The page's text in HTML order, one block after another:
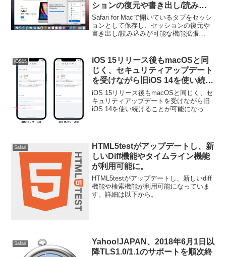
ションの復元や書き出し/読み込
みを行うことができるオープンソ
ースの機能拡張「Session Pal」
がリリース。
Safari for Macで開いているタブをセッシ
ョンとして保存し、セッションの復元や
書き出し/読み込みが可能な機能拡張
iOS15
iOS 15リリース後もmacOSと同
じく、セキュリティアップデート
を受けながら旧iOS 14を使い続け
ることが可能に。
iOS 15リリース後もmacOSと同じく、セ
キュリティアップデートを受けながら旧
iOS 14を使い続けることが可能になって
Safari
HTML5testがアップデートし、新
しいDiff機能やタイムライン機能
が利用可能に。
HTML5testがアップデートし、新しいdiff
機能や検索機能が利用可能になっていま
す。詳細は以下から。
Safari
Yahoo!JAPAN、2018年6月1日以
降TLS1.0/1.1のサポートを順次終